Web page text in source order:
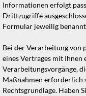
Informationen erfolgt
Drittzugriffe
Formular jeweilig
Bei der Verarbeitung von
eines Vertrages mit
Verarbeitungsvorgänge,
Maßnahmen erforderlich
Rechtsgrundlage. Haben